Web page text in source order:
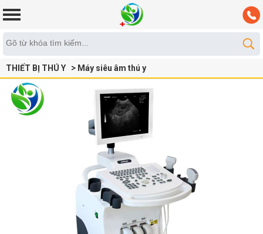
THIẾT BỊ THÚ Y Máy siêu âm thú y